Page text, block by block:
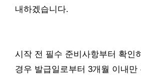
내하겠습니다.
시작 전 필수 준비사항부터 확인
경우 발급일로부터 3개월 이내만